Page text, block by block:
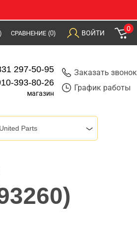
СРАВНЕНИЕ (0) ВОЙТИ
0
297-50-95
393-80-26
магазин
Заказать звонок
График работы
Parts